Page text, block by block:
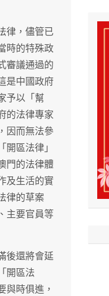
律，儘管已
時的特殊政
審議通過的
是中國政府
予以「幫
的法律專家
因而無法參
區法律」
門的法律體
及生活的實
律的草案
主要官員等
後還將會延
開區法
與時俱進，